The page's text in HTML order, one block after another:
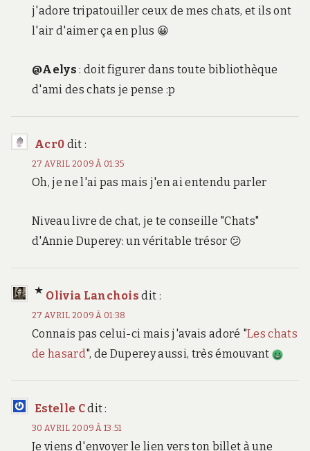
j'adore tripatouiller ceux de mes chats, et ils ont
l'air d'aimer ça en plus 😀
@Aelys : doit figurer dans toute bibliothèque
d'ami des chats je pense :p
Acr0 dit :
27 AVRIL 2009 À 01:35
Oh, je ne l'ai pas mais j'en ai entendu parler
Niveau livre de chat, je te conseille "Chats"
d'Annie Duperey: un véritable trésor 😕
Olivia Lanchois dit :
27 AVRIL 2009 À 01:38
Connais pas celui-ci mais j'avais adoré "Les chats
de hasard ", de Duperey aussi, très émouvant
Estelle Cdit :
30 AVRIL 2009 À 13:51
Je viens d'envoyer le lien vers ton billet à une